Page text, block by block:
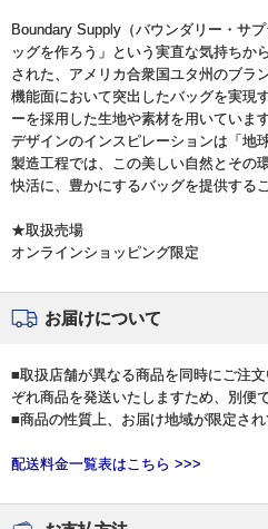
Boundary Supply（バウンダリー・サ
ッグを作ろう」という実直な気持ちか
された、アメリカ合衆国ユタ州のブラ
機能面において突出したバッグを実現
ーを採用した生地や素材を用いています
デザインのインスピレーションは「地球
製造工程では、この美しい自然とその
快活に、豊かにするバッグを提供する
★取扱売場
オンラインショッピング限定
お届けについて
■取扱店舗が異なる商品を同時にご注
ぞれ商品を発送いたしますため、別便
■商品の性質上、お届け地域が限定され
配送料金一覧表はこちら >>>